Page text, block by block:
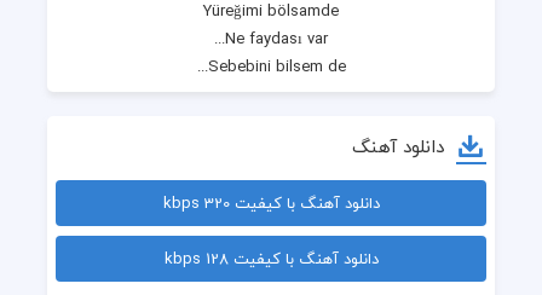
Acılara gülsem de...
Bandeki ben sana yabancı
Bi daha dönmem sana yalancı
دانلود آهنگ
دانلود آهنگ با کیفیت 320 kbps
دانلود آهنگ با کیفیت 128 kbps